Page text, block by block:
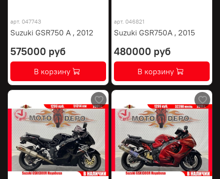
арт. 047743
Suzuki GSR750 A , 2012
575000 руб
В корзину
арт. 046821
Suzuki GSR750A , 2015
480000 руб
В корзину